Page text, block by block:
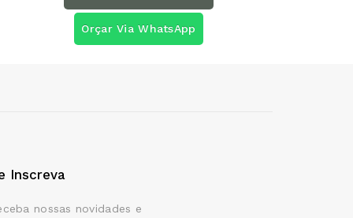
Orçar Via WhatsApp
Inscreva
nossas novidades e